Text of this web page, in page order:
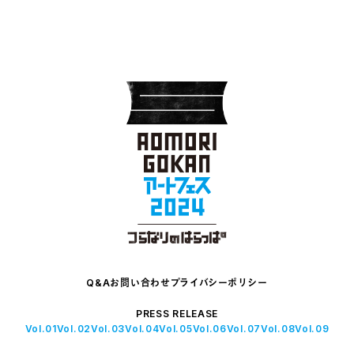
Q&Aお問い合わせ プライバシーポリシー
PRESS RELEASE
Vol.01Vol.02Vol.03Vol.04Vol.05Vol.06Vol.07Vol.08Vol.09